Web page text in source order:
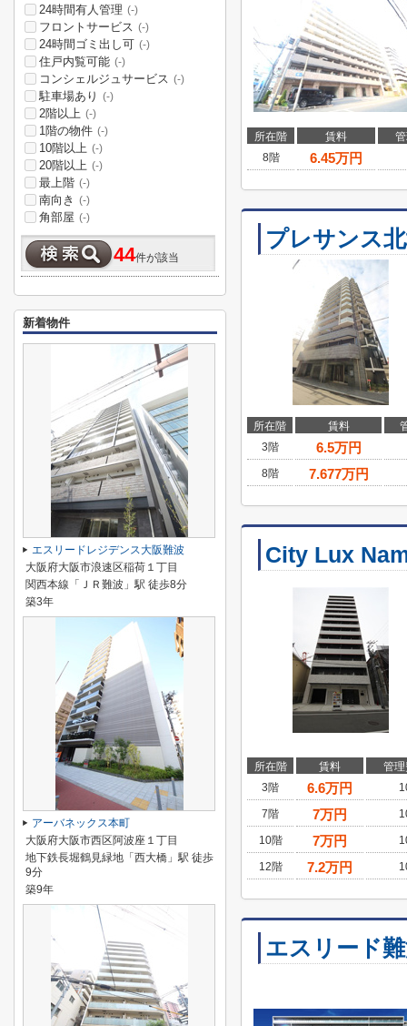
所在階 賃料
8階
6.45万円
プレサンス
所在階 賃料
3階
6.5万円
8階 7.677万円
City Lux
所在階 賃料
管
3階
6.6万円
7階 7万円
10階 7万円
12階 7.2万円
エスリード
24時間有人管理 (-)
フロントサービス (-)
24時間ゴミ出し可 (-)
住戸内覧可能 (-)
コンシェルジュサービス (-)
駐車場あり (-)
2階以上 (-)
1階の物件 (-)
10階以上 (-)
20階以上 (-)
最上階 (-)
南向き (-)
角部屋 (-)
44件が該当
新着物件
エスリードレジデンス大阪難波
大阪府大阪市浪速区稲荷１丁目
関西本線「ＪＲ難波」駅 徒歩8分
築3年
アーバネックス本町
大阪府大阪市西区阿波座１丁目
地下鉄長堀鶴見緑地「西大橋」駅 徒歩
9分
築9年